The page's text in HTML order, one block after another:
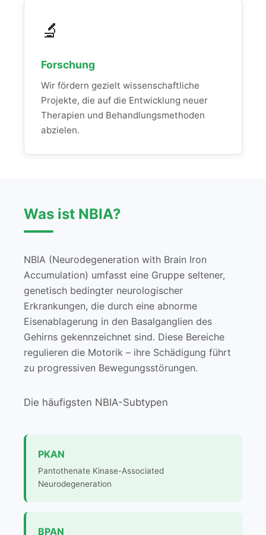
🔬
Forschung
Wir fördern gezielt wissenschaftliche
Projekte, die auf die Entwicklung neuer
Therapien und Behandlungsmethoden
abzielen.
Was ist NBIA?
NBIA (Neurodegeneration with Brain Iron
Accumulation) umfasst eine Gruppe seltener,
genetisch bedingter neurologischer
Erkrankungen, die durch eine abnorme
Eisenablagerung in den Basalganglien des
Gehirns gekennzeichnet sind. Diese Bereiche
regulieren die Motorik – ihre Schädigung führt
zu progressiven Bewegungsstörungen.
Die häufigsten NBIA-Subtypen
PKAN
Pantothenate Kinase-Associated
Neurodegeneration
BPAN